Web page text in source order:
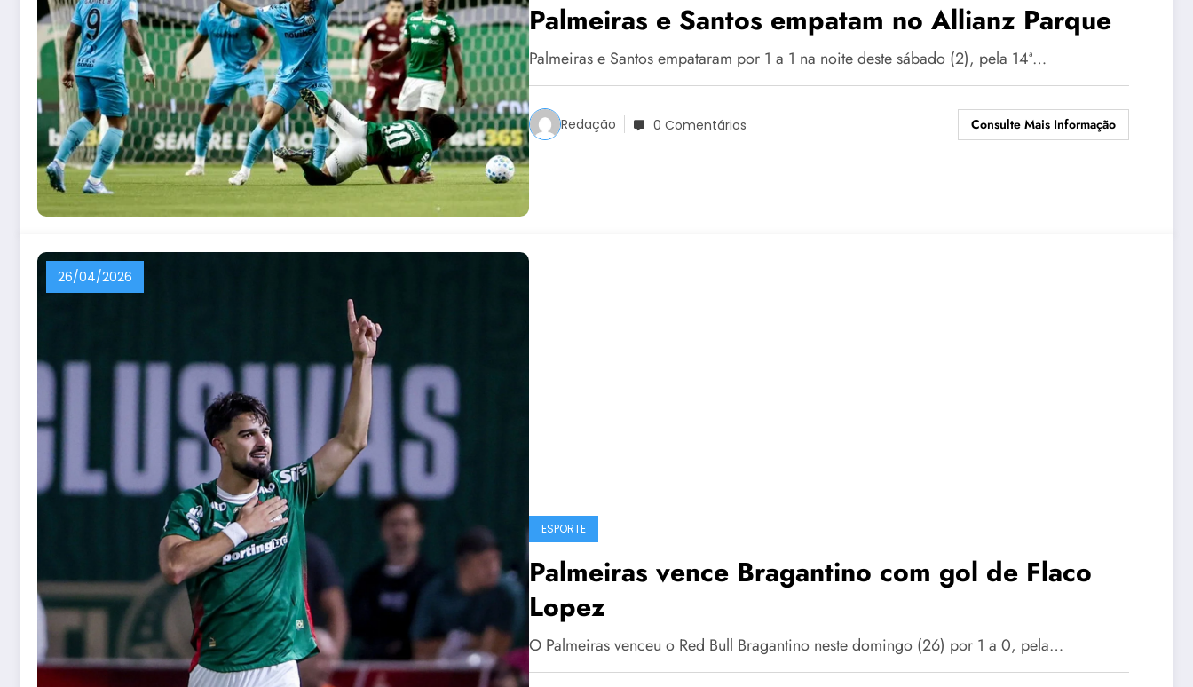
Palmeiras e Santos empatam no Allianz Parque
Palmeiras e Santos empataram por 1 a 1 na noite deste sábado (2), pela 14ª…
Redação 0 Comentários Consulte Mais Informação
26/04/2026
ESPORTE
Palmeiras vence Bragantino com gol de Flaco
Lopez
O Palmeiras venceu o Red Bull Bragantino neste domingo (26) por 1 a 0, pela…